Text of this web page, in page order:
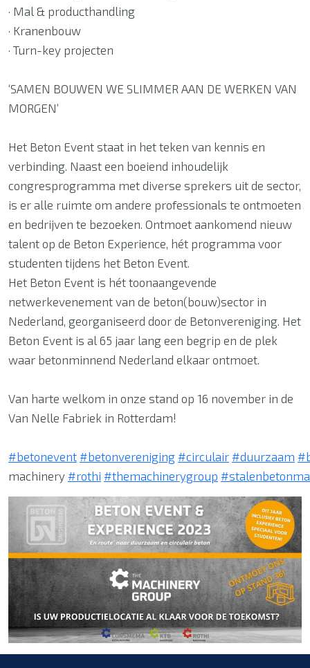
· Mal & producthandling
· Kranenbouw
· Turn-key projecten
‘SAMEN BOUWEN WE SLIMMER AAN DE WERKEN VAN
MORGEN’
Het Beton Event staat in het teken van kennis en
verbinding. Naast een boeiend inhoudelijk
congresprogramma met diverse sprekers uit de sector,
is er alle ruimte om andere professionals te ontmoeten
en bedrijven te bezoeken. Ontmoet aankomend nieuw
talent op de Beton Experience, hét programma voor
studenten tijdens het Beton Event.
Het Beton Event is hét toonaangevende
netwerkevenement van de beton(bouw)sector in
Nederland, georganiseerd door de Betonvereniging. Het
Beton Event is al 65 jaar lang een begrip en de plek
waar betonminnend Nederland elkaar ontmoet.
Van harte welkom in onze stand op 16 november in de
Van Nelle Fabriek in Rotterdam!
#betonevent #betonvereniging #circulair #duurzaam
machinery #rothi #themachinerygroup